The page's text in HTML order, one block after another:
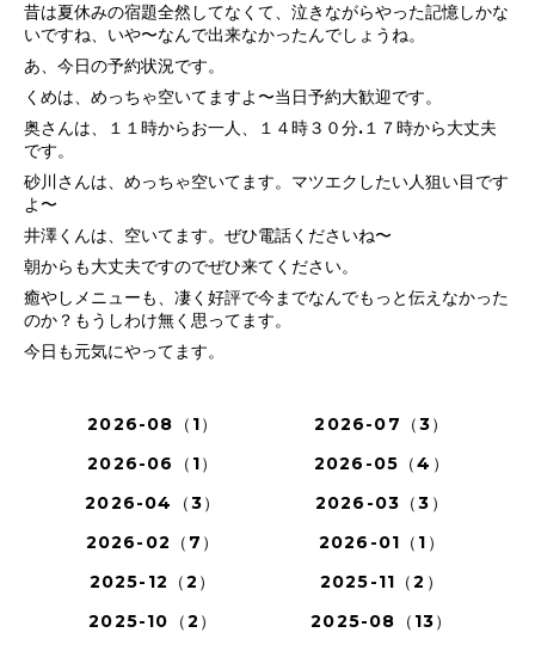
昔は夏休みの宿題全然してなくて、泣きながらやった記憶しかな
いですね、いや〜なんで出来なかったんでしょうね。
あ、今日の予約状況です。
くめは、めっちゃ空いてますよ〜当日予約大歓迎です。
奥さんは、１１時からお一人、１４時３０分.１７時から大丈夫
です。
砂川さんは、めっちゃ空いてます。マツエクしたい人狙い目です
よ〜
井澤くんは、空いてます。ぜひ電話くださいね〜
朝からも大丈夫ですのでぜひ来てください。
癒やしメニューも、凄く好評で今までなんでもっと伝えなかった
のか？もうしわけ無く思ってます。
今日も元気にやってます。
2026-08（1）
2026-07（3）
2026-06（1）
2026-05（4）
2026-04（3）
2026-03（3）
2026-02（7）
2026-01（1）
2025-12（2）
2025-11（2）
2025-10（2）
2025-08（13）